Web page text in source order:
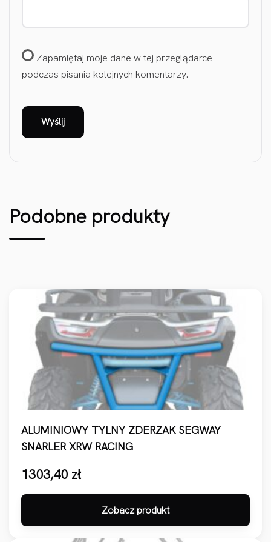
Zapamiętaj moje dane w tej przeglądarce
podczas pisania kolejnych komentarzy.
Podobne produkty
ALUMINIOWY TYLNY ZDERZAK SEGWAY
SNARLER XRW RACING
1303,40 zł
Zobacz produkt